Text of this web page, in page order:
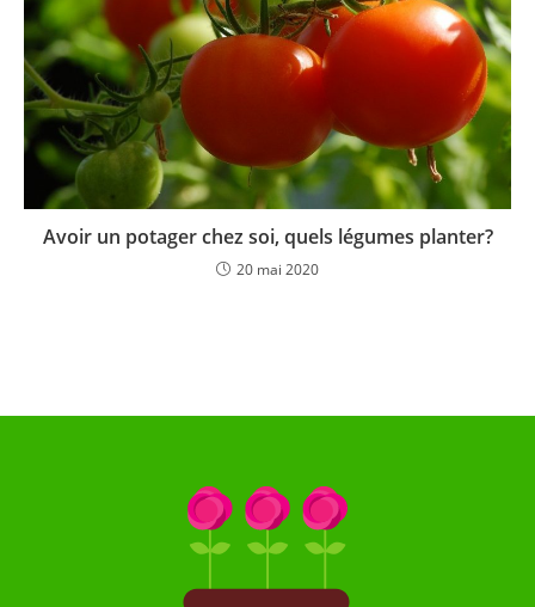
Avoir un potager chez soi, quels légumes planter?
20 mai 2020